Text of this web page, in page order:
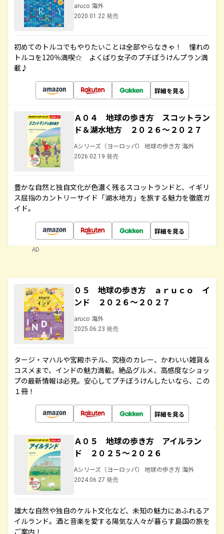
aruco 海外
2020.01.22 発売
初めてのトルコでもやりたいことは全部やらなきゃ！ 憧れの
トルコを120％満喫☆ よくばり女子のプチぼうけんプラン満
載♪
詳細を見る
Ａ０４ 地球の歩き方 スコットラン
ド＆湖水地方 ２０２６～２０２７
Aシリーズ（ヨーロッパ） 地球の歩き方 海外
2026.02.19 発売
豊かな自然と独自文化が色濃く残るスコットランドと、イギリ
ス屈指のカントリーサイド「湖水地方」を旅する魅力を徹底ガ
イド。
詳細を見る
AD
０５ 地球の歩き方 ａｒｕｃｏ イ
ンド ２０２６～２０２７
aruco 海外
2025.06.23 発売
タージ・マハルや宮殿ホテル、究極のカレー、かわいい雑貨＆
コスメまで、インドの魅力満載。絶品グルメ、高感度なショッ
プの最新情報は必見。安心してプチぼうけんしたいなら、この
１冊！
詳細を見る
Ａ０５ 地球の歩き方 アイルラン
ド ２０２５～２０２６
Aシリーズ（ヨーロッパ） 地球の歩き方 海外
2024.06.27 発売
雄大な自然や独自のケルト文化など、未知の魅力にあふれるア
イルランド。酒と音楽を愛する陽気な人々が暮らす島国の旅を
ご案内！